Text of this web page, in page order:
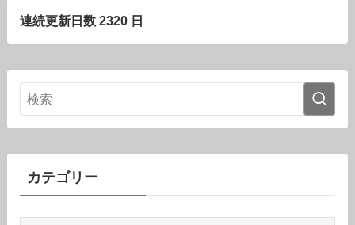
連続更新日数 2320 日
カテゴリー